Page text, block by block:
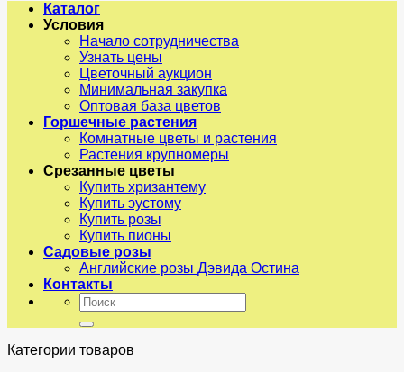
Каталог
Условия
Начало сотрудничества
Узнать цены
Цветочный аукцион
Минимальная закупка
Оптовая база цветов
Горшечные растения
Комнатные цветы и растения
Растения крупномеры
Срезанные цветы
Купить хризантему
Купить эустому
Купить розы
Купить пионы
Садовые розы
Английские розы Дэвида Остина
Контакты
Искать:
Категории товаров